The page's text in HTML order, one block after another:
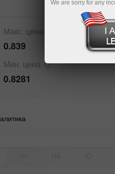
Макс. цена
0.839
Мин. цена
0.8281
We are sorry for any